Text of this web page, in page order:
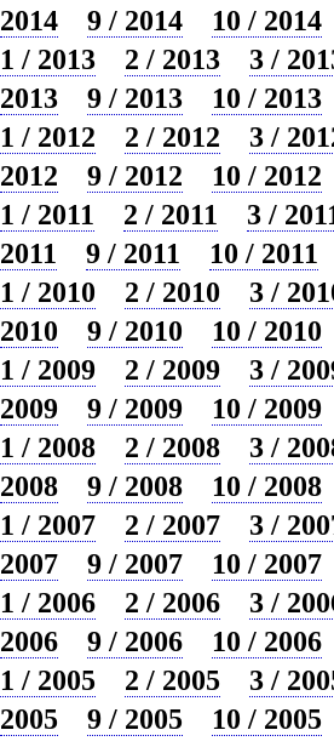
2014
9 / 2014
10 / 2014
1 / 2013
2 / 2013
3 /
2013
9 / 2013
10 / 2013
1 / 2012
2 / 2012
3 /
2012
9 / 2012
10 / 2012
1 / 2011
2 / 2011
3 /
2011
9 / 2011
10 / 2011
1 / 2010
2 / 2010
3 /
2010
9 / 2010
10 / 2010
1 / 2009
2 / 2009
3 /
2009
9 / 2009
10 / 2009
1 / 2008
2 / 2008
3 /
2008
9 / 2008
10 / 2008
1 / 2007
2 / 2007
3 /
2007
9 / 2007
10 / 2007
1 / 2006
2 / 2006
3 /
2006
9 / 2006
10 / 2006
1 / 2005
2 / 2005
3 /
2005
9 / 2005
10 / 2005